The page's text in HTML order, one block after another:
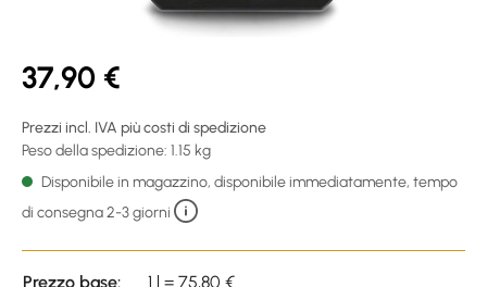
37,90 €
Prezzi incl. IVA più costi di spedizione
Peso della spedizione: 1.15 kg
Disponibile in magazzino, disponibile immediatamente, tempo
di consegna 2-3 giorni
Prezzo base:
1 l = 75,80 €